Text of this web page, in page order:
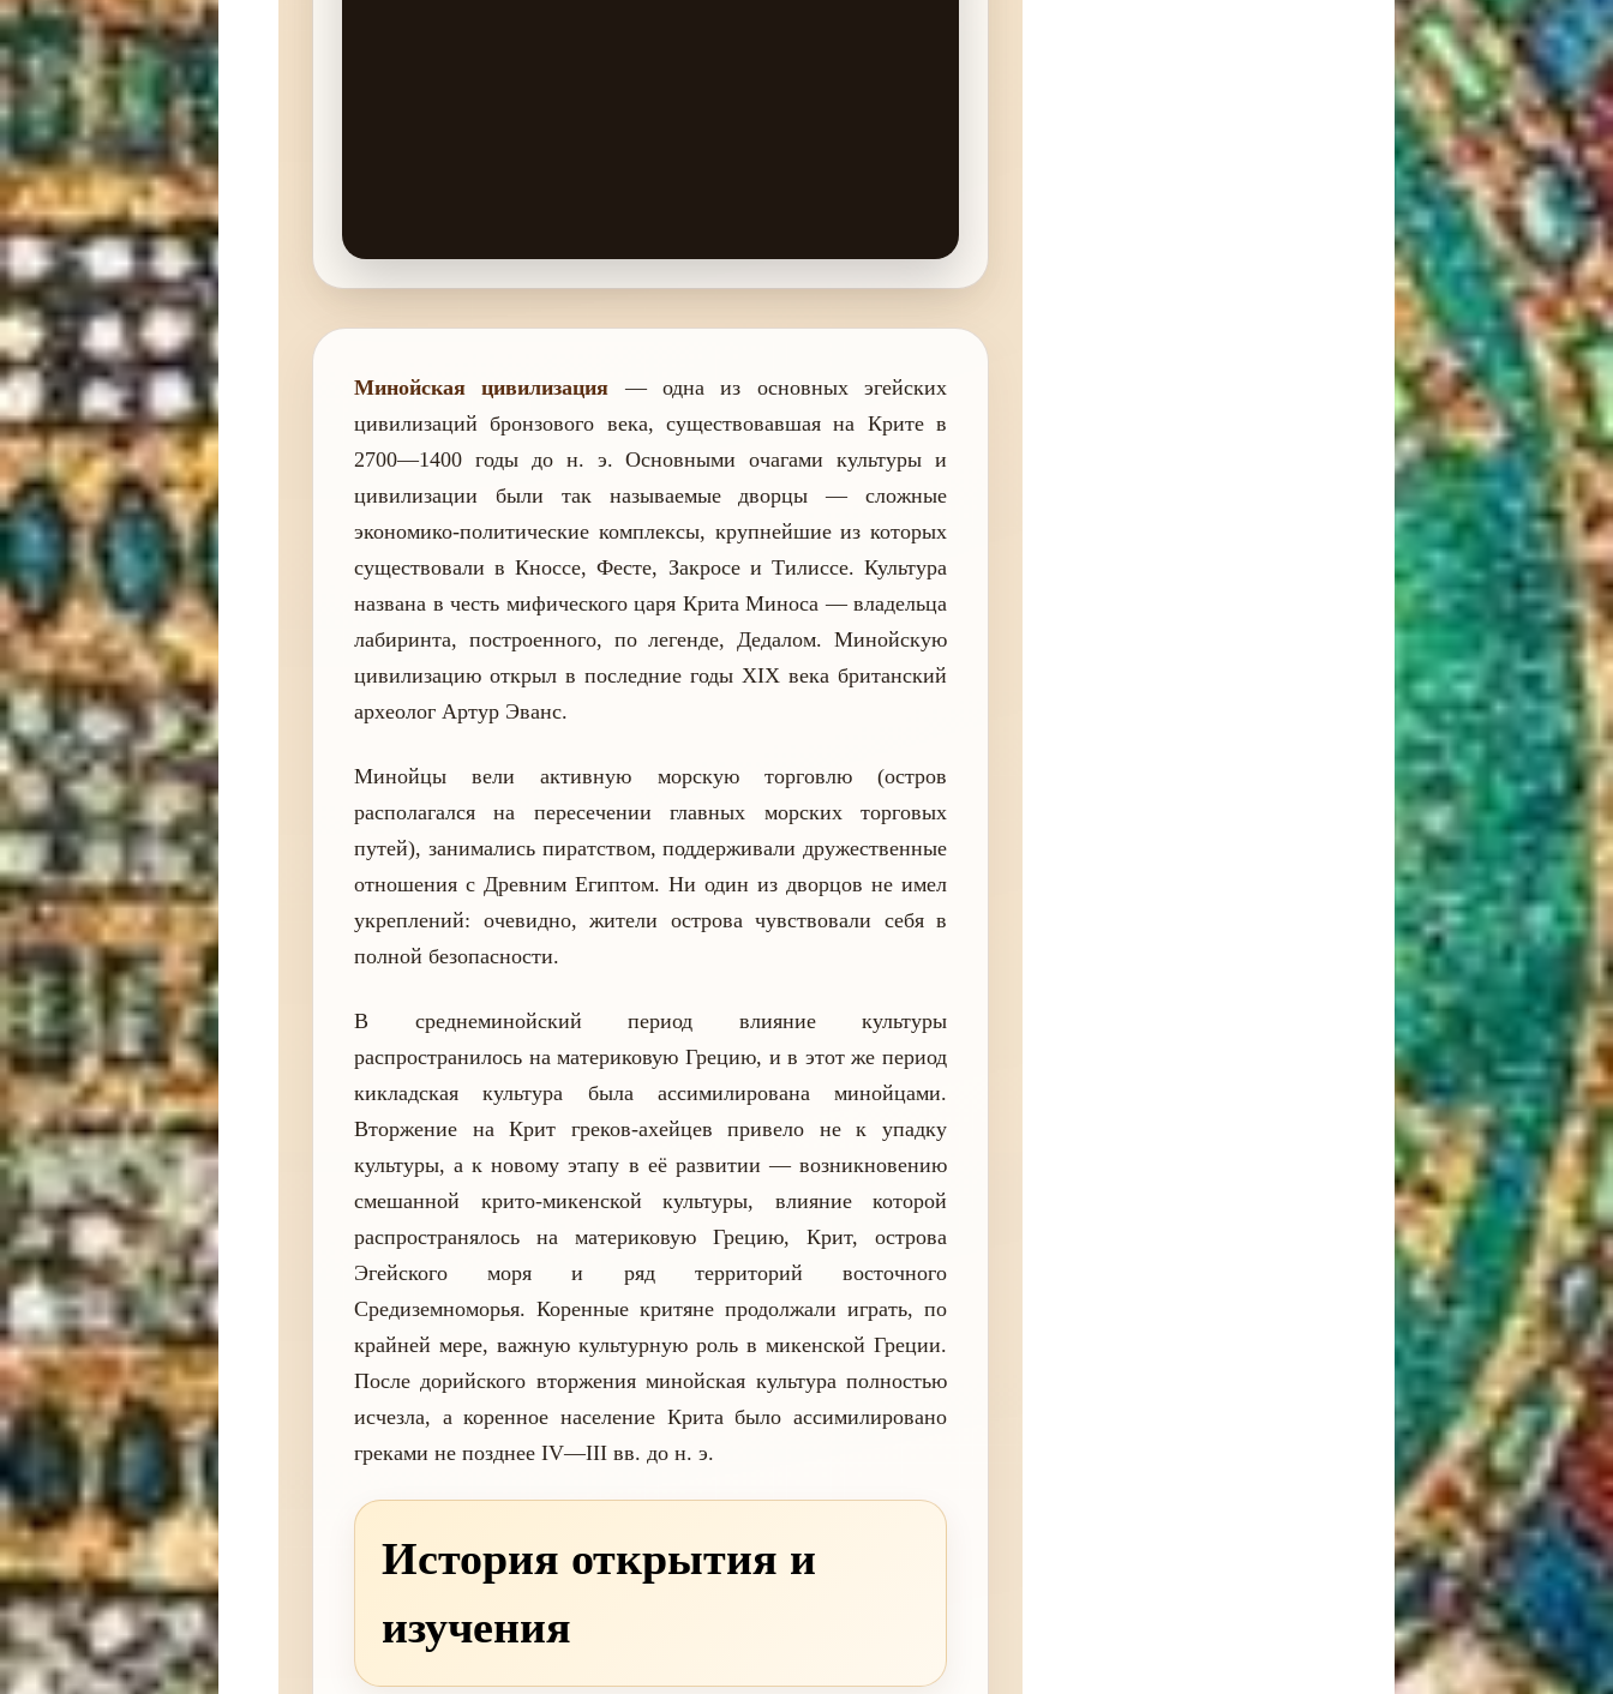
Минойская цивилизация — одна из основных эгейских
цивилизаций бронзового века, существовавшая на Крите в
2700—1400 годы до н. э. Основными очагами культуры и
цивилизации были так называемые дворцы — сложные
экономико-политические комплексы, крупнейшие из которых
существовали в Кноссе, Фесте, Закросе и Тилиссе. Культура
названа в честь мифического царя Крита Миноса — владельца
лабиринта, построенного, по легенде, Дедалом. Минойскую
цивилизацию открыл в последние годы XIX века британский
археолог Артур Эванс.
Минойцы вели активную морскую торговлю (остров
располагался на пересечении главных морских торговых
путей), занимались пиратством, поддерживали дружественные
отношения с Древним Египтом. Ни один из дворцов не имел
укреплений: очевидно, жители острова чувствовали себя в
полной безопасности.
В среднеминойский период влияние культуры
распространилось на материковую Грецию, и в этот же период
кикладская культура была ассимилирована минойцами.
Вторжение на Крит греков-ахейцев привело не к упадку
культуры, а к новому этапу в её развитии — возникновению
смешанной крито-микенской культуры, влияние которой
распространялось на материковую Грецию, Крит, острова
Эгейского моря и ряд территорий восточного
Средиземноморья. Коренные критяне продолжали играть, по
крайней мере, важную культурную роль в микенской Греции.
После дорийского вторжения минойская культура полностью
исчезла, а коренное население Крита было ассимилировано
греками не позднее IV—III вв. до н. э.
История открытия и
изучения